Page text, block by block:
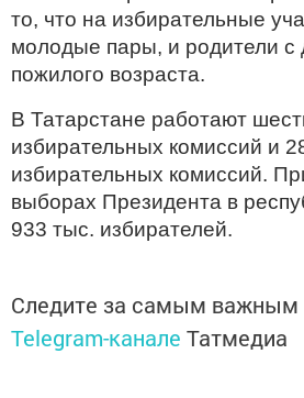
то, что на избирательные
молодые пары, и родители с
пожилого возраста.
В Татарстане работают
избирательных комиссий и
избирательных комиссий.
выборах Президента в
933 тыс. избирателей.
Следите за самым важным
Telegram-канале Татмедиа